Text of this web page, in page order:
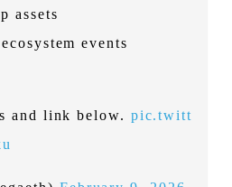
assets
events
and link below. pic.twitt